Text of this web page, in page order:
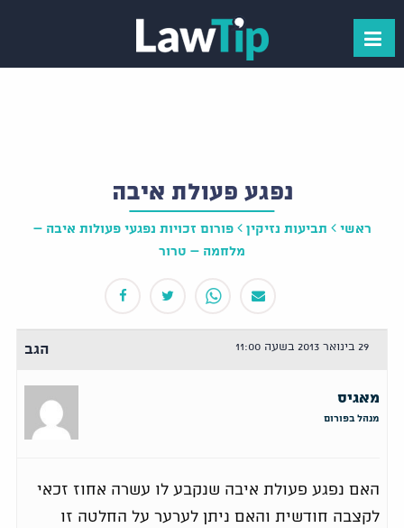
נפגע פעולת איבה
ראשי תביעות נזיקין
פורום זכויות נפגעי פעולות איבה –
מלחמה – טרור
29 בינואר 2013 בשעה 11:00 הגב
מאגיס
מנהל בפורום
האם נפגע פעולת איבה שנקבע לו עשרה אחוז זכאי
לקצבה חודשית והאם ניתן לערער על החלטה זו